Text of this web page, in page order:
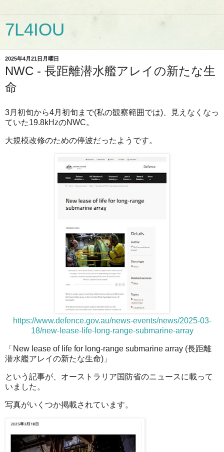
7L4IOU
2025年4月21日月曜日
NWC - 長距離潜水艦アレイの新たな生
命
3月初旬から4月初旬まで(私の観察範囲では)、見えなくなっ
ていた19.8kHzのNWC。
大規模改修のための停波だったようです。
https://www.defence.gov.au/news-events/news/2025-03-
18/new-lease-life-long-range-submarine-array
「New lease of life for long-range submarine array (長距離
潜水艦アレイの新たな生命)」
という記事が、オーストラリア国防省のニュースに載って
いました。
写真がいくつか掲載されています。